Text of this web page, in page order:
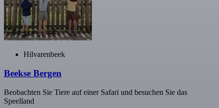
Hilvarenbeek
Beekse Bergen
Beobachten Sie Tiere auf einer Safari und besuchen Sie das
Speelland